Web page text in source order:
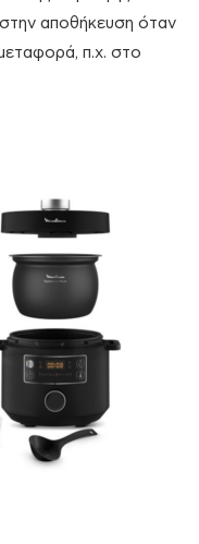
αποθήκευση όταν
π.χ. στο